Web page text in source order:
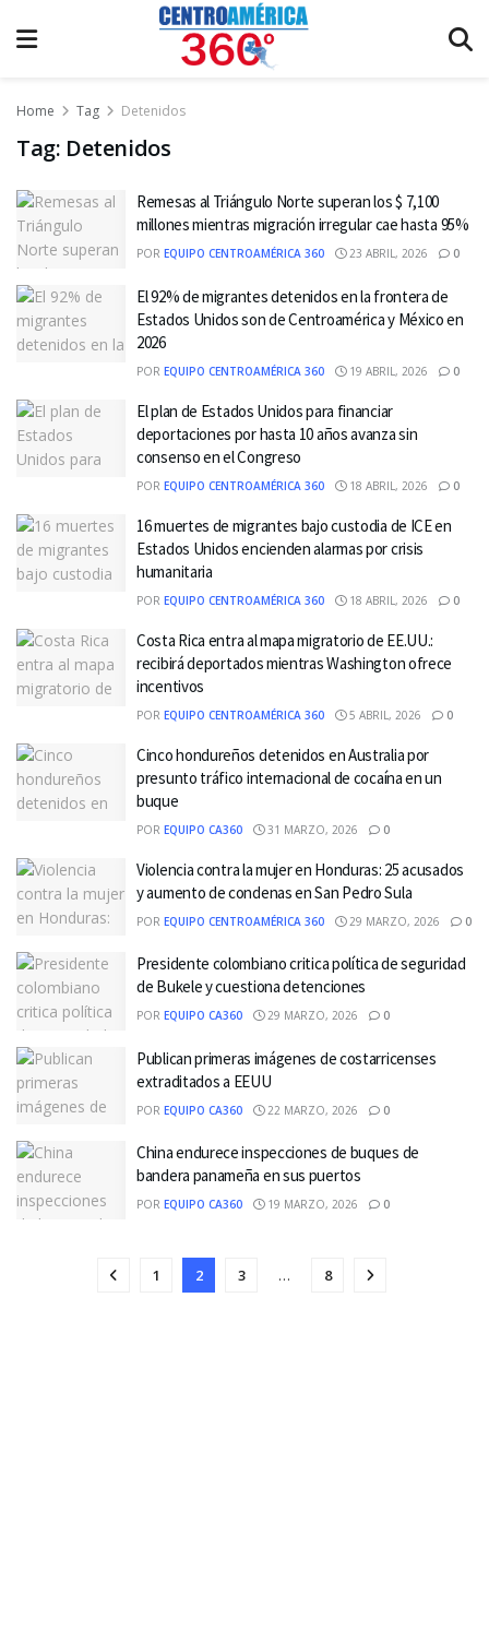
Home Tag Detenidos
Tag: Detenidos
Remesas al Triángulo Norte superan los $ 7,100
millones mientras migración irregular cae hasta 95%
POR EQUIPO CENTROAMÉRICA 360 23 ABRIL, 2026 0
El 92% de migrantes detenidos en la frontera de
Estados Unidos son de Centroamérica y México en
2026
POR EQUIPO CENTROAMÉRICA 360 19 ABRIL, 2026 0
El plan de Estados Unidos para financiar
deportaciones por hasta 10 años avanza sin
consenso en el Congreso
POR EQUIPO CENTROAMÉRICA 360 18 ABRIL, 2026 0
16 muertes de migrantes bajo custodia de ICE en
Estados Unidos encienden alarmas por crisis
humanitaria
POR EQUIPO CENTROAMÉRICA 360 18 ABRIL, 2026 0
Costa Rica entra al mapa migratorio de EE.UU.:
recibirá deportados mientras Washington ofrece
incentivos
POR EQUIPO CENTROAMÉRICA 360 5 ABRIL, 2026 0
Cinco hondureños detenidos en Australia por
presunto tráfico internacional de cocaína en un
buque
POR EQUIPO CA360 31 MARZO, 2026 0
Violencia contra la mujer en Honduras: 25 acusados
y aumento de condenas en San Pedro Sula
POR EQUIPO CENTROAMÉRICA 360 29 MARZO, 2026 0
Presidente colombiano critica política de seguridad
de Bukele y cuestiona detenciones
POR EQUIPO CA360 29 MARZO, 2026 0
Publican primeras imágenes de costarricenses
extraditados a EEUU
POR EQUIPO CA360 22 MARZO, 2026 0
China endurece inspecciones de buques de
bandera panameña en sus puertos
POR EQUIPO CA360 19 MARZO, 2026 0
1 2 3 … 8